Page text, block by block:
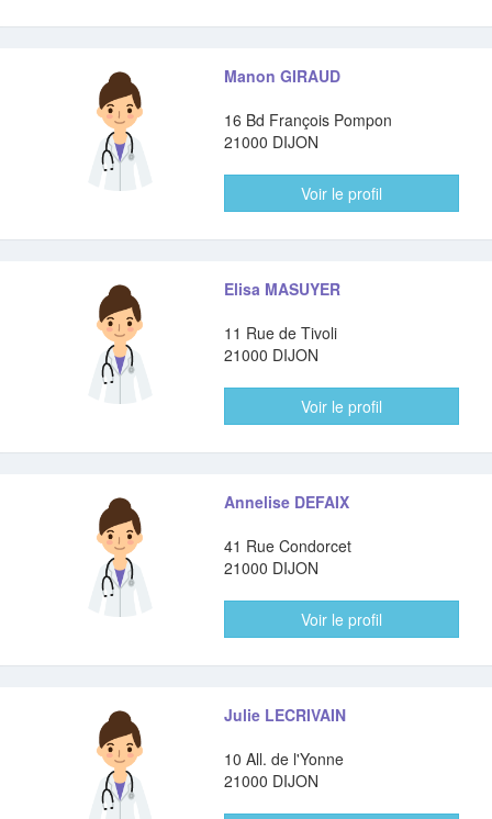
Manon GIRAUD
16 Bd François Pompon
21000 DIJON
Voir le profil
Elisa MASUYER
11 Rue de Tivoli
21000 DIJON
Voir le profil
Annelise DEFAIX
41 Rue Condorcet
21000 DIJON
Voir le profil
Julie LECRIVAIN
10 All. de l'Yonne
21000 DIJON